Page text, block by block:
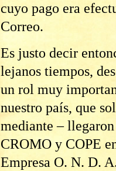
cuyo pago era
Correo.
Es justo decir
lejanos tiempos,
un rol muy
nuestro país, que
mediante –
CROMO y COPE
Empresa O. N. D.